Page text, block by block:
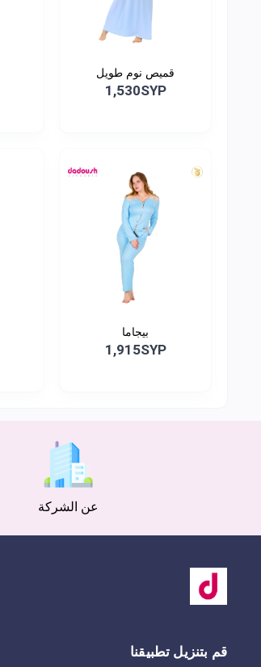
قميص نوم طويل
1,530SYP
بيجاما
1,915SYP
عن الشركة
قم بتنزيل تطبيقنا